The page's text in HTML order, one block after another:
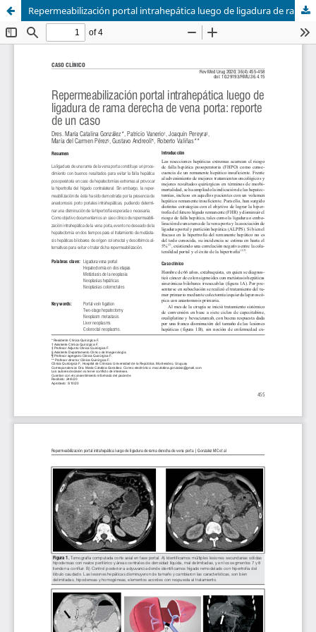
Repermeabilización portal intrahepática luego de ligadura de rama derecha de vena porta